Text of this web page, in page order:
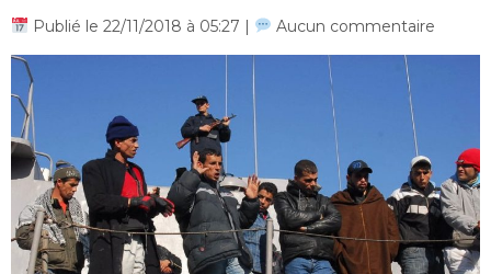
Publié le 22/11/2018 à 05:27 | Aucun commentaire